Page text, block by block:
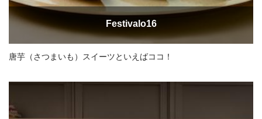
Festivalo16
唐芋（さつまいも）スイーツといえばココ！